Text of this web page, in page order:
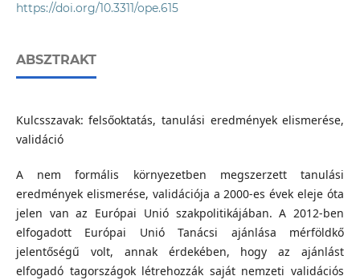
https://doi.org/10.3311/ope.615
ABSZTRAKT
Kulcsszavak: felsőoktatás, tanulási eredmények elismerése,
validáció
A nem formális környezetben megszerzett tanulási
eredmények elismerése, validációja a 2000-es évek eleje óta
jelen van az Európai Unió szakpolitikájában. A 2012-ben
elfogadott Európai Unió Tanácsi ajánlása mérföldkő
jelentőségű volt, annak érdekében, hogy az ajánlást
elfogadó tagországok létrehozzák saját nemzeti validációs